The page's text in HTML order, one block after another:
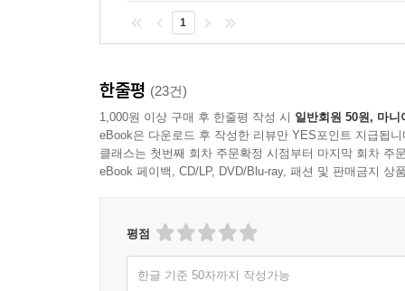
1
한줄평 (23건)
1,000원 이상 구매 후 한줄평 작성 시 일반회원 50원, 마니
eBook은 다운로드 후 작성한 리뷰만 YES포인트 지급됩니
클래스는 첫번째 회차 주문확정 시점부터 마지막 회차 주
eBook 페이백, CD/LP, DVD/Blu-ray, 패션 및 판매금지 상
평점
한글 기준 50자까지 작성가능